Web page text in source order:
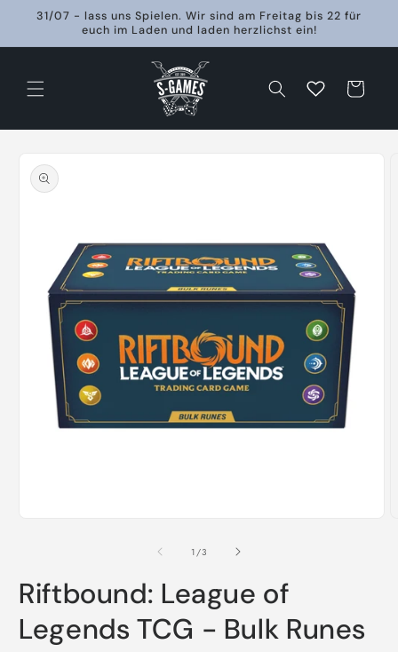
zum
31/07 - lass uns Spielen. Wir sind am Freitag bis 22 für
euch im Laden und laden herzlichst ein!
Warenkorb
1 /von
3
Riftbound: League of
Legends TCG - Bulk Runes